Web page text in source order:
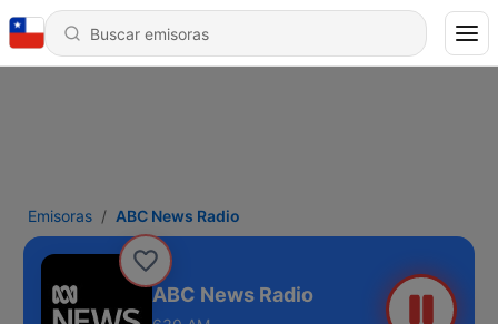
Emisoras ABC News Radio
ABC News Radio